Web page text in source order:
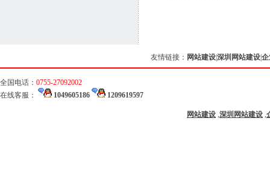
友情链接： 网站建设深圳网站建设
全国电话： 0755-27092002
在线客服：
1049605186 1209619597
网站建设 ,深圳网站建设 ,